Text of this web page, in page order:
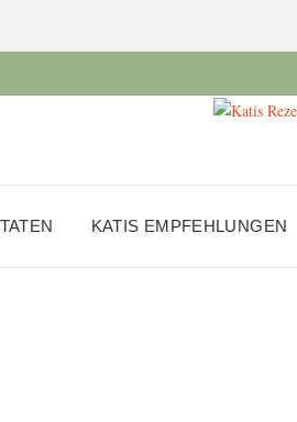
KATIS EMPFEHLUNGEN